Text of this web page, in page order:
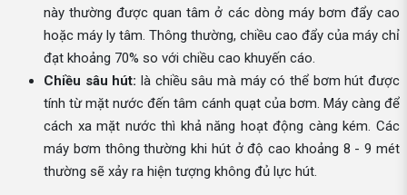
này thường được quan tâm ở các dòng máy bơm đẩy cao
hoặc máy ly tâm. Thông thường, chiều cao đẩy của máy chỉ
đạt khoảng 70% so với chiều cao khuyến cáo.
Chiều sâu hút: là chiều sâu mà máy có thể bơm hút được
tính từ mặt nước đến tâm cánh quạt của bơm. Máy càng để
cách xa mặt nước thì khả năng hoạt động càng kém. Các
máy bơm thông thường khi hút ở độ cao khoảng 8 - 9 mét
thường sẽ xảy ra hiện tượng không đủ lực hút.